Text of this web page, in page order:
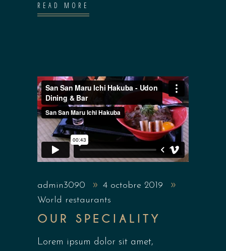
READ MORE
admin3090
4 octobre 2019
World restaurants
OUR SPECIALITY
Lorem ipsum dolor sit amet,